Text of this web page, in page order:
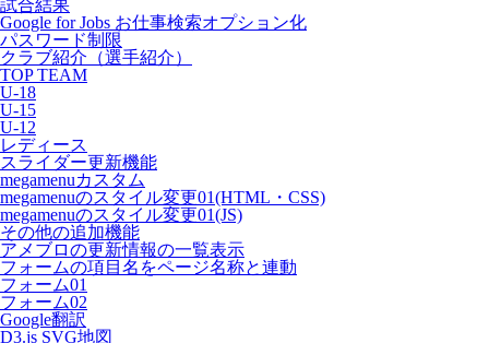
試合結果
Google for Jobs お仕事検索オプション化
パスワード制限
クラブ紹介（選手紹介）
TOP TEAM
U-18
U-15
U-12
レディース
スライダー更新機能
megamenuカスタム
megamenuのスタイル変更01(HTML・CSS)
megamenuのスタイル変更01(JS)
その他の追加機能
アメブロの更新情報の一覧表示
フォームの項目名をページ名称と連動
フォーム01
フォーム02
Google翻訳
D3.js SVG地図